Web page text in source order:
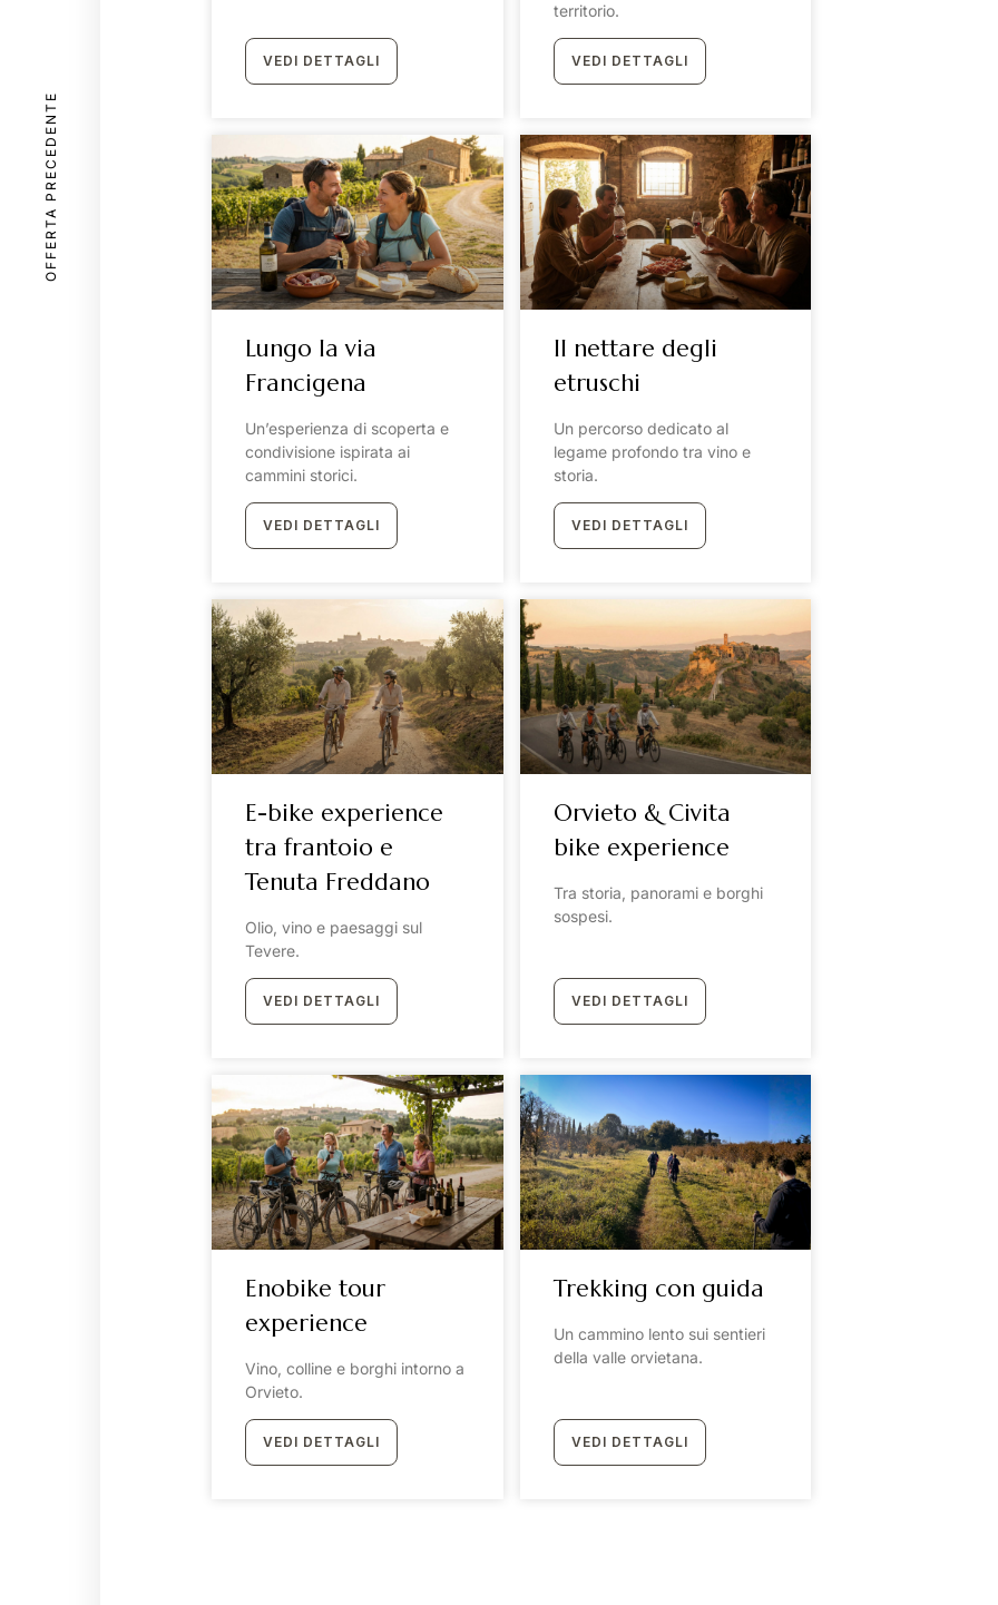
VEDI DETTAGLI
territorio.
VEDI DETTAGLI
Lungo la via
Francigena
Un’esperienza di scoperta e
condivisione ispirata ai
cammini storici.
VEDI DETTAGLI
Il nettare degli
etruschi
Un percorso dedicato al
legame profondo tra vino e
storia.
VEDI DETTAGLI
E-bike experience
tra frantoio e
Tenuta Freddano
Olio, vino e paesaggi sul
Tevere.
VEDI DETTAGLI
Orvieto & Civita
bike experience
Tra storia, panorami e borghi
sospesi.
VEDI DETTAGLI
Enobike tour
experience
Vino, colline e borghi intorno a
Orvieto.
VEDI DETTAGLI
Trekking con guida
Un cammino lento sui sentieri
della valle orvietana.
VEDI DETTAGLI
OFFERTA PRECEDENTE